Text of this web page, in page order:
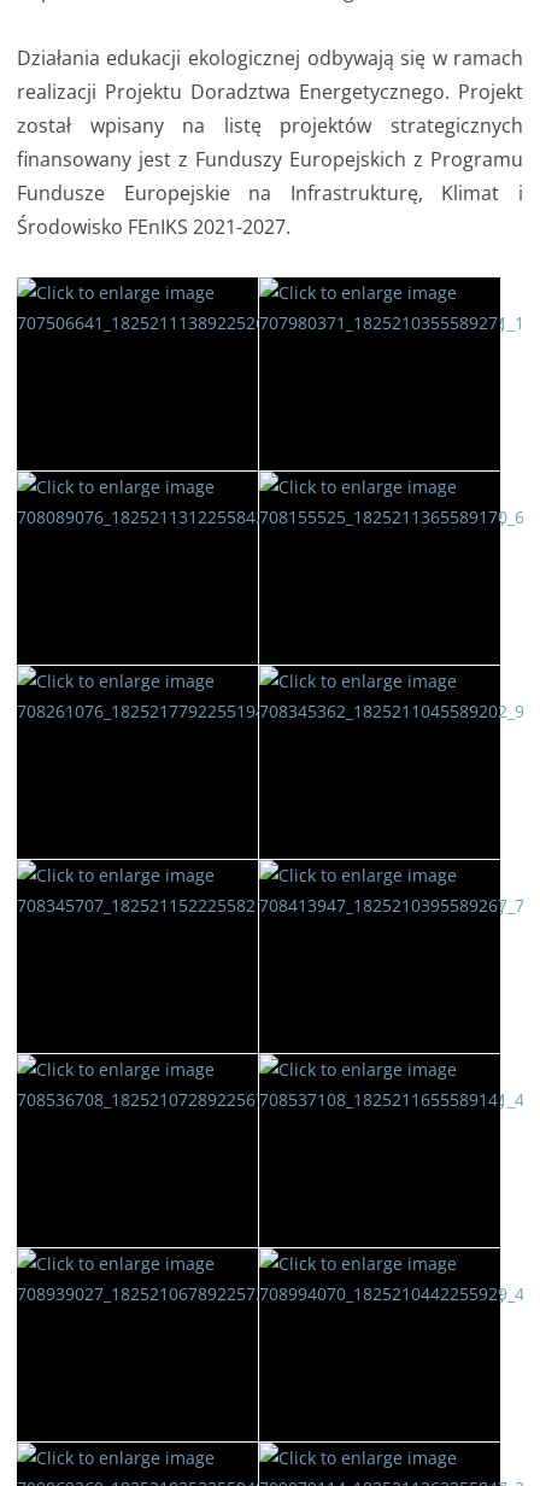
Działania edukacji ekologicznej odbywają się w ramach
realizacji Projektu Doradztwa Energetycznego. Projekt
został wpisany na listę projektów strategicznych
finansowany jest z Funduszy Europejskich z Programu
Fundusze Europejskie na Infrastrukturę, Klimat i
Środowisko FEnIKS 2021-2027.